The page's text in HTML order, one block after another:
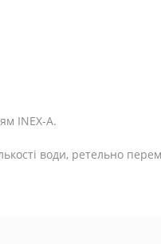
INEX-A.
води, ретельно